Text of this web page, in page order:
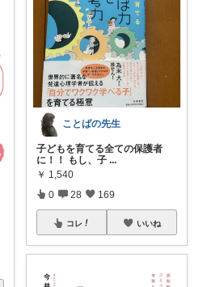
ことばの先生
子どもを育てる全ての保護者
に！！ もし、子 ...
￥ 1,540
0 28 169
コレ いいね